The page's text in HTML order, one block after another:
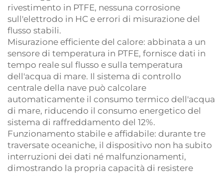
rivestimento in PTFE, nessuna corrosione
sull'elettrodo in HC e errori di misurazione del
flusso stabili.
Misurazione efficiente del calore: abbinata a un
sensore di temperatura in PTFE, fornisce dati in
tempo reale sul flusso e sulla temperatura
dell'acqua di mare. Il sistema di controllo
centrale della nave può calcolare
automaticamente il consumo termico dell'acqua
di mare, riducendo il consumo energetico del
sistema di raffreddamento del 12%.
Funzionamento stabile e affidabile: durante tre
traversate oceaniche, il dispositivo non ha subito
interruzioni dei dati né malfunzionamenti,
dimostrando la propria capacità di resistere